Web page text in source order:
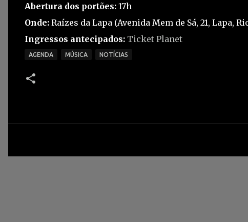
Abertura dos portões: 17h
Onde: Raízes da Lapa (Avenida Mem de Sá, 21, Lapa,
Ingressos antecipados: Ticket Planet
AGENDA MÚSICA NOTÍCIAS